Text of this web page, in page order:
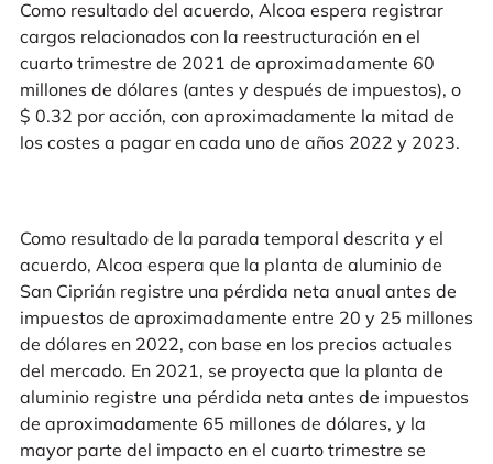
Como resultado del acuerdo, Alcoa espera registrar
cargos relacionados con la reestructuración en el
cuarto trimestre de 2021 de aproximadamente 60
millones de dólares (antes y después de impuestos), o
$ 0.32 por acción, con aproximadamente la mitad de
los costes a pagar en cada uno de años 2022 y 2023.
Como resultado de la parada temporal descrita y el
acuerdo, Alcoa espera que la planta de aluminio de
San Ciprián registre una pérdida neta anual antes de
impuestos de aproximadamente entre 20 y 25 millones
de dólares en 2022, con base en los precios actuales
del mercado. En 2021, se proyecta que la planta de
aluminio registre una pérdida neta antes de impuestos
de aproximadamente 65 millones de dólares, y la
mayor parte del impacto en el cuarto trimestre se